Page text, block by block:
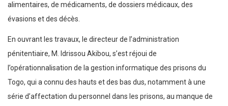
alimentaires, de médicaments, de dossiers médicaux, des
évasions et des décès.
En ouvrant les travaux, le directeur de l’administration
pénitentiaire, M. Idrissou Akibou, s’est réjoui de
l’opérationnalisation de la gestion informatique des prisons du
Togo, qui a connu des hauts et des bas dus, notamment à une
série d’affectation du personnel dans les prisons, au manque de